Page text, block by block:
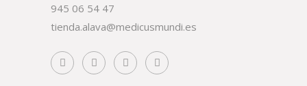
945 06 54 47
tienda.alava@medicusmundi.es